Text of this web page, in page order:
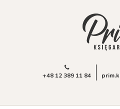
+48 12 389 11 84